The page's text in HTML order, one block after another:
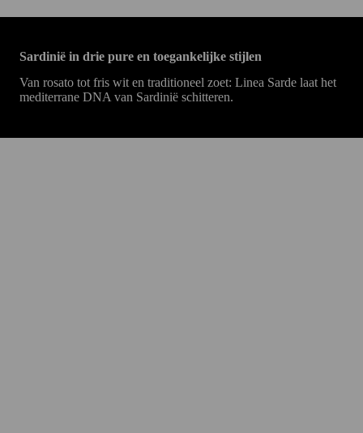
Sardinië in drie pure en toegankelijke stijlen
Van rosato tot fris wit en traditioneel zoet: Linea Sarde laat het
mediterrane DNA van Sardinië schitteren.